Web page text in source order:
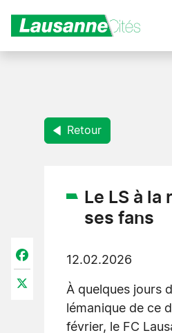
Retour
Le LS à
ses fans
12.02.2026
À quelques jours
lémanique de ce
février, le FC
Facebook